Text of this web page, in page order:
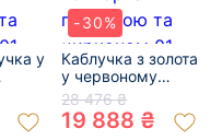
у
-30%
Каблучка з золота
у червоному
кольорі з
перлиною та
цирконом 01-
28 476 ₴
19 888 ₴